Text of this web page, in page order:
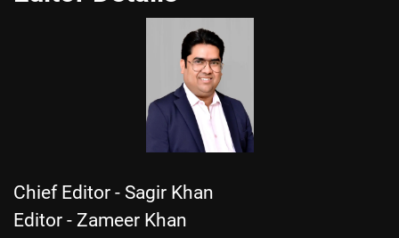
Chief Editor - Sagir Khan
Editor - Zameer Khan